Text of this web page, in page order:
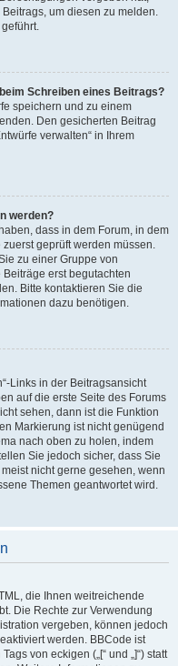
um diesen zu melden.
Schreiben eines Beitrags?
speichern und zu einem
Den gesicherten Beitrag
verwalten“ in Ihrem
werden?
dass in dem Forum, in dem
geprüft werden müssen.
zu einer Gruppe von
erst begutachten
Bitte kontaktieren Sie die
dazu benötigen.
Links in der Beitragsansicht
auf die erste Seite des Forums
sehen, dann ist die Funktion
Markierung ist nicht genügend
nach oben zu holen, indem
Sie jedoch sicher, dass Sie
nicht gerne gesehen, wenn
Themen geantwortet wird.
die Ihnen weitreichende
Die Rechte zur Verwendung
vergeben, können jedoch
werden. BBCode ist
von eckigen („[“ und „]“) statt